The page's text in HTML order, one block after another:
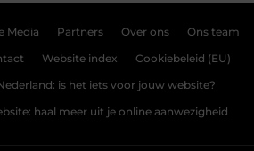
Media Partners Over ons Ons team
Website index Cookiebeleid (EU)
is het iets voor jouw website?
haal meer uit je online aanwezigheid